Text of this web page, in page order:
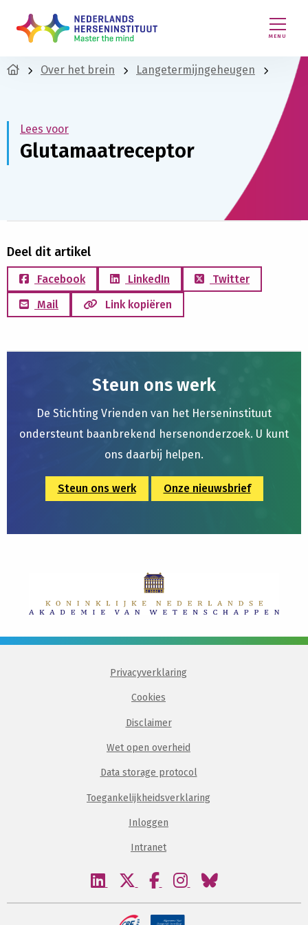
MENU
Over het brein Langetermijngeheugen
Lees voor
Glutamaatreceptor
Deel dit artikel
Facebook LinkedIn
Twitter
Mail
Link kopiëren
Steun ons werk
De Stichting Vrienden van het Herseninstituut
ondersteunt baanbrekend hersenonderzoek. U kunt
ons daarbij helpen.
Steun ons werk Onze nieuwsbrief
Privacyverklaring
Cookies
Disclaimer
Wet open overheid
Data storage protocol
Toegankelijkheidsverklaring
Inloggen
Intranet
Bezoek
linkedin
Bezoek
twitter
Bezoek
facebook
Bezoek
instagram
Bezoek